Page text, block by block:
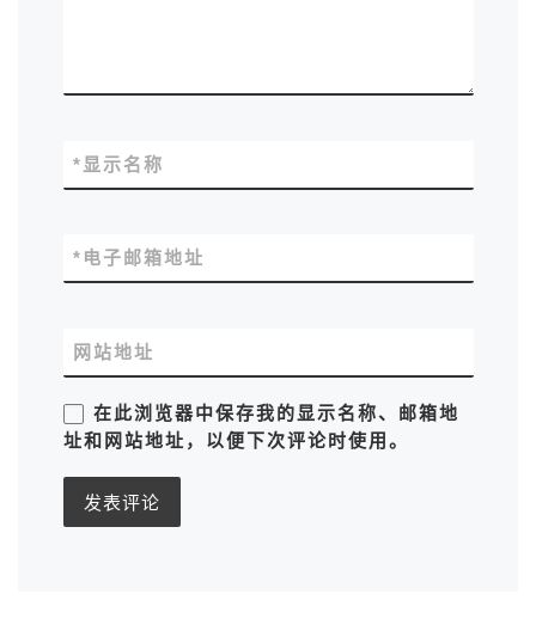
显示名称
*
电子邮箱地址
*
网站地址
在此浏览器中保存我的显示名称、邮箱地
址和网站地址，以便下次评论时使用。